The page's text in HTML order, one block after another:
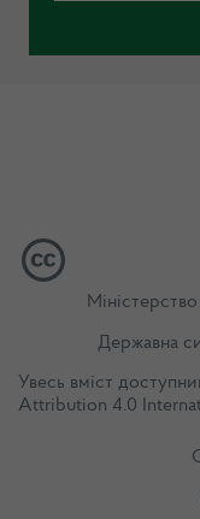
Державна
Увесь вміст
Attribution 4.0